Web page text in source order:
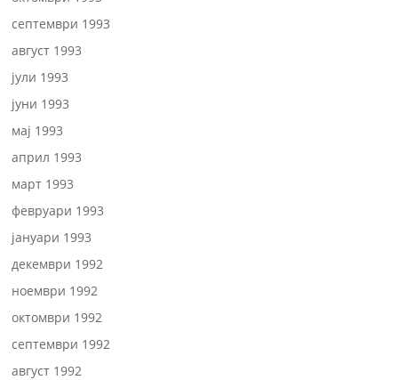
септември 1993
август 1993
јули 1993
јуни 1993
мај 1993
април 1993
март 1993
февруари 1993
јануари 1993
декември 1992
ноември 1992
октомври 1992
септември 1992
август 1992